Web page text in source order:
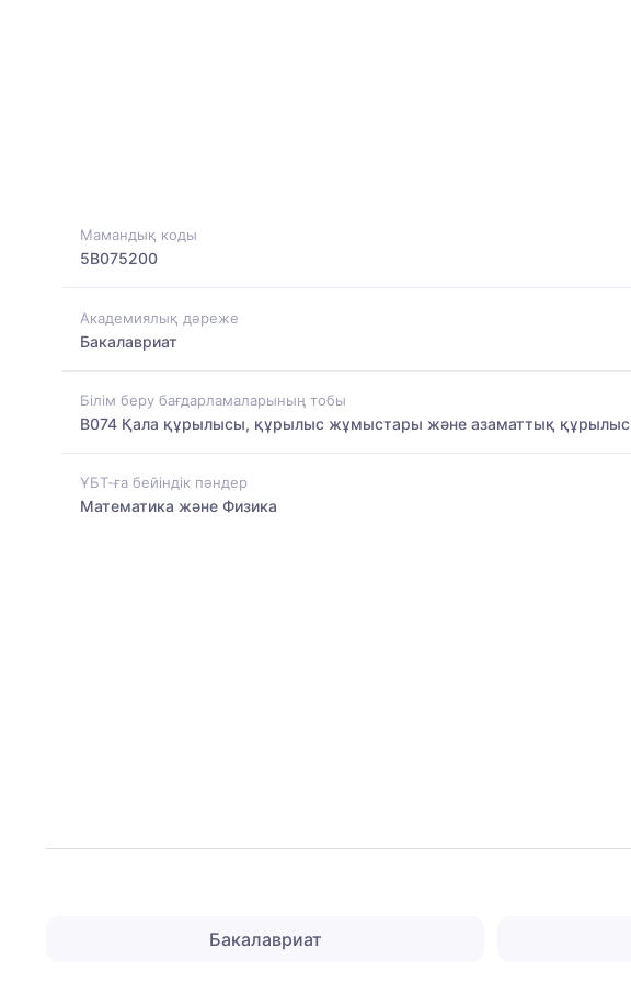
Мамандық коды
5B075200
Академиялық дәреже
Бакалавриат
Білім беру бағдарламаларының тобы
B074 Қала құрылысы, құрылыс жұмыстары және азаматтық құрылыс
ҰБТ-ға бейіндік пәндер
Математика және Физика
Бакалавриат